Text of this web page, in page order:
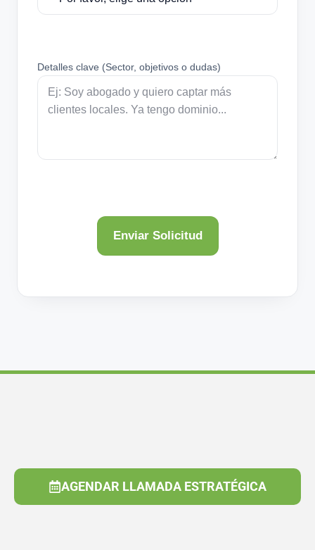
Detalles clave (Sector, objetivos o dudas)
AGENDAR LLAMADA ESTRATÉGICA